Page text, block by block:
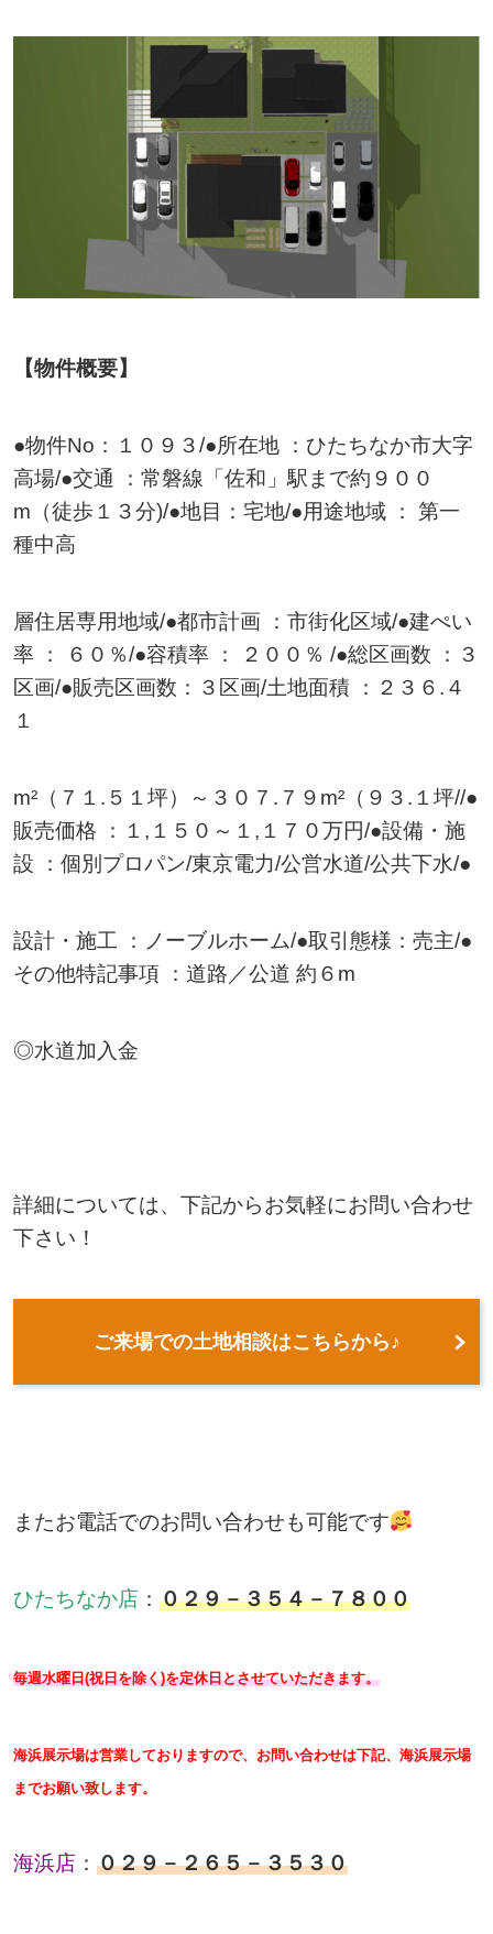
【物件概要】
●物件No：１０９３/●所在地 ：ひたちなか市大字
高場/●交通 ：常磐線「佐和」駅まで約９００
m（徒歩１３分)/●地目：宅地/●用途地域 ： 第一
種中高
層住居専用地域/●都市計画 ：市街化区域/●建ぺい
率 ： ６０％/●容積率 ： ２００％ /●総区画数 ：３
区画/●販売区画数：３区画/土地面積 ：２３６.４
１
m²（７１.５１坪）～３０７.７９m²（９３.１坪//●
販売価格 ：１,１５０～１,１７０万円/●設備・施
設 ：個別プロパン/東京電力/公営水道/公共下水/●
設計・施工 ：ノーブルホーム/●取引態様：売主/●
その他特記事項 ：道路／公道 約６m
◎水道加入金
詳細については、下記からお気軽にお問い合わせ
下さい！
ご来場での土地相談はこちらから♪
またお電話でのお問い合わせも可能です
ひたちなか店： ０２９－３５４－７８００
毎週水曜日(祝日を除く)を定休日とさせていただきます。
海浜展示場は営業しておりますので、お問い合わせは下記、海浜展示場
までお願い致します。
海浜店： ０２９－２６５－３５３０